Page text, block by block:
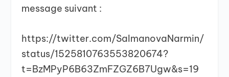
message suivant :
https://twitter.com/SalmanovaNarmin/
status/1525810763553820674?
t=BzMPyP6B63ZmFZGZ6B7Ugw&s=19